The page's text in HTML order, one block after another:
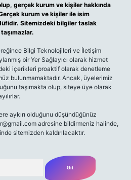
gerçek kurum ve kişiler hakkında
kurum ve kişiler ile isim
Sitemizdeki bilgiler taslak
Bilgi Teknolojileri ve İletişim
bir Yer Sağlayıcı olarak hizmet
içerikleri proaktif olarak denetleme
bulunmamaktadır. Ancak, üyelerimiz
taşımakta olup, siteye üye olarak
aykırı olduğunu düşündüğünüz
adresine bildirmeniz halinde,
sitemizden kaldırılacaktır.